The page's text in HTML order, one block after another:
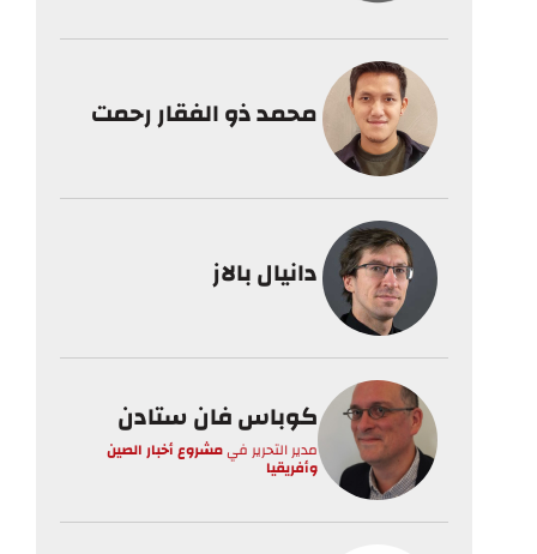
محمد ذو الفقار رحمت
دانيال بالاز
كوباس فان ستادن
مدير التحرير فيمشروع أخبار الصين
وأفريقيا